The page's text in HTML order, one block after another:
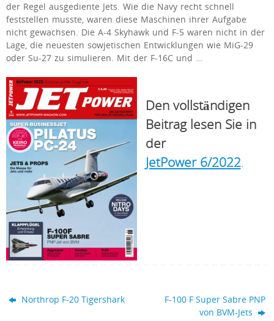
der Regel ausgediente Jets. Wie die Navy recht schnell
feststellen musste, waren diese Maschinen ihrer Aufgabe
nicht gewachsen. Die A-4 Skyhawk und F-5 waren nicht in der
Lage, die neuesten sowjetischen Entwicklungen wie MiG-29
oder Su-27 zu simulieren. Mit der F-16C und …
Den vollständigen
Beitrag lesen Sie in
der
JetPower 6/2022.
Northrop F-20 Tigershark
F-100 F Super Sabre PNP
von BVM-Jets